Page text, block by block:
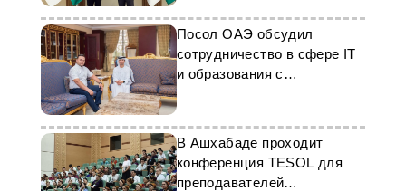
Посол ОАЭ обсудил
сотрудничество в сфере IT
и образования с
туркменскими компаниями
В Ашхабаде проходит
конференция TESOL для
преподавателей